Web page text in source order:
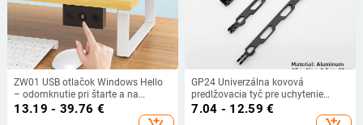
ZW01 USB otlačok Windows Hello
– odomknutie pri štarte a na
prihlasovacej obrazovke pre
13.19 - 39.76 €
GP24 Univerzálna kovová
predlžovacia tyč pre uchytenie
kamery na bicykli (3-dielna súprava,
7.04 - 12.59 €